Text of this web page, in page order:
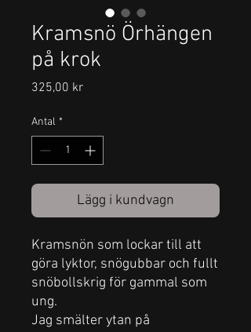
Kramsnö Örhängen
på krok
325,00 krPris
Antal *
Lägg i kundvagn
Kramsnön som lockar till att
göra lyktor, snögubbar och fullt
snöbollskrig för gammal som
ung.
Jag smälter ytan på